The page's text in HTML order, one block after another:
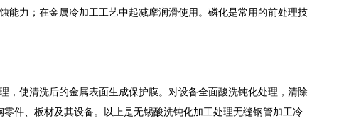
能力；在金属冷加工工艺中起减摩润滑使用。磷化是常用的前处理技
，使清洗后的金属表面生成保护膜。对设备全面酸洗钝化处理，清除
件、板材及其设备。以上是无锡酸洗钝化加工处理无缝钢管加工冷